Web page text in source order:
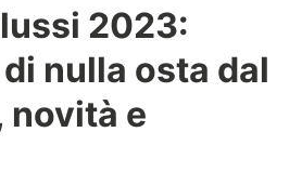
2023:
nulla osta dal
novità e